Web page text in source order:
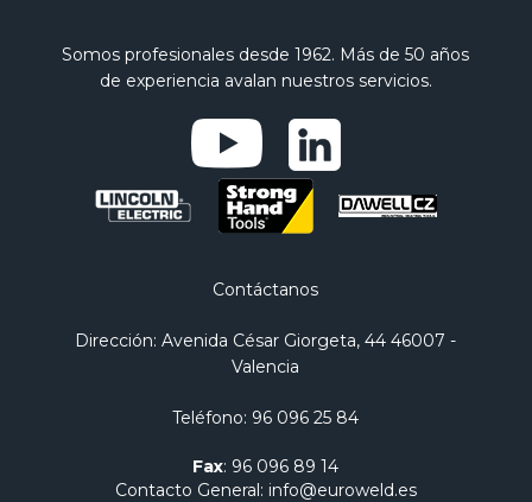
Somos profesionales desde 1962. Más de 50 años
de experiencia avalan nuestros servicios.
Contáctanos
Dirección: Avenida César Giorgeta, 44 46007 -
Valencia
Teléfono: 96 096 25 84
Fax: 96 096 89 14
Contacto General: info@euroweld.es